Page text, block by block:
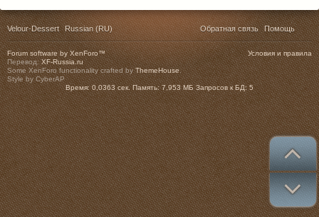
Velour-Dessert Russian (RU) Обратная связь Помощь
Условия и правила
Forum software by XenForo™
Перевод:XF-Russia.ru
Some XenForo functionality crafted byThemeHouse.
Style by CyberAP
Время: 0,0363 сек. Память: 7,953 МБ Запросов к БД: 5